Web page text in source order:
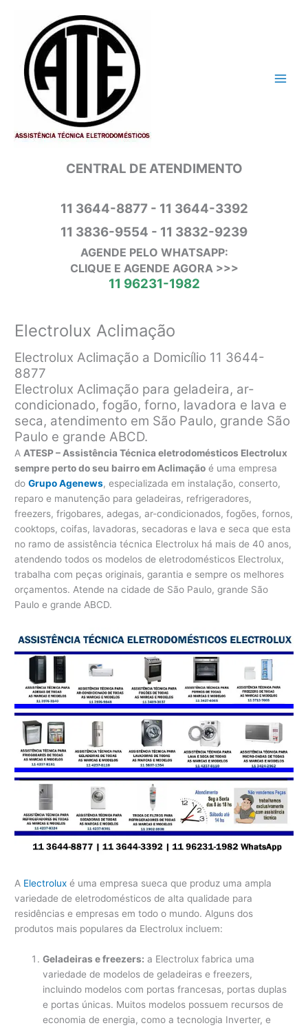
conteúdo
CENTRAL DE ATENDIMENTO
11 3644-8877 - 11 3644-3392
11 3836-9554 - 11 3832-9239
AGENDE PELO WHATSAPP:
CLIQUE E AGENDE AGORA >>>
11 96231-1982
Electrolux Aclimação
Electrolux Aclimação a Domicílio 11 3644-
8877
Electrolux Aclimação para geladeira, ar-
condicionado, fogão, forno, lavadora e lava e
seca, atendimento em São Paulo, grande São
Paulo e grande ABCD.
A ATESP – Assistência Técnica eletrodomésticos Electrolux
sempre perto do seu bairro em Aclimação é uma empresa
doGrupo Agenews, especializada em instalação, conserto,
reparo e manutenção para geladeiras, refrigeradores,
freezers, frigobares, adegas, ar-condicionados, fogões, fornos,
cooktops, coifas, lavadoras, secadoras e lava e seca que esta
no ramo de assistência técnica Electrolux há mais de 40 anos,
atendendo todos os modelos de eletrodomésticos Electrolux,
trabalha com peças originais, garantia e sempre os melhores
orçamentos. Atende na cidade de São Paulo, grande São
Paulo e grande ABCD.
A Electrolux é uma empresa sueca que produz uma ampla
variedade de eletrodomésticos de alta qualidade para
residências e empresas em todo o mundo. Alguns dos
produtos mais populares da Electrolux incluem:
Geladeiras e freezers: a Electrolux fabrica uma
variedade de modelos de geladeiras e freezers,
incluindo modelos com portas francesas, portas duplas
e portas únicas. Muitos modelos possuem recursos de
economia de energia, como a tecnologia Inverter, e